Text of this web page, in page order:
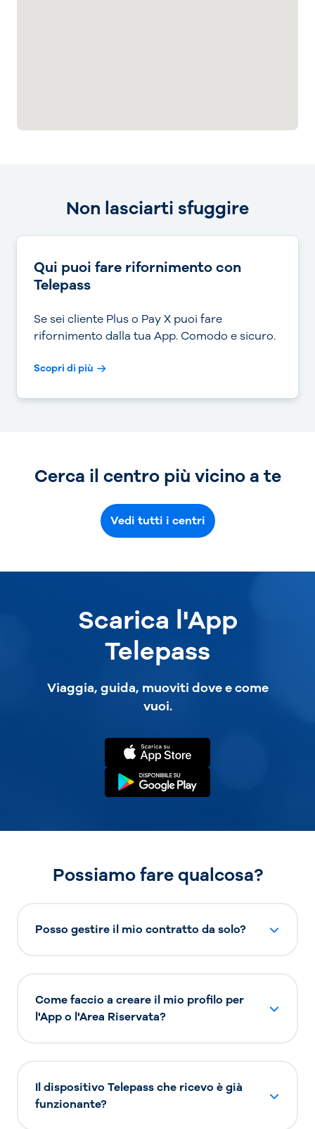
Non lasciarti sfuggire
Qui puoi fare rifornimento con
Telepass
Se sei cliente Plus o Pay X puoi fare
rifornimento dalla tua App. Comodo e sicuro.
Scopri di più
Cerca il centro più vicino a te
Vedi tutti i centri
Scarica l'App
Telepass
Viaggia, guida, muoviti dove e come
vuoi.
Possiamo fare qualcosa?
Posso gestire il mio contratto da solo?
Come faccio a creare il mio profilo per
l'App o l'Area Riservata?
Il dispositivo Telepass che ricevo è già
funzionante?